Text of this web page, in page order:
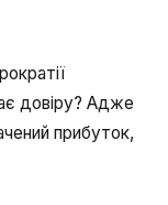
довіру? Адже
прибуток,